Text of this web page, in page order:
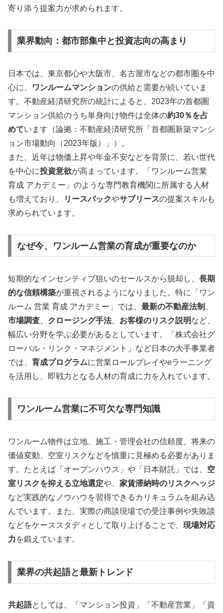
寄り添う提案力が求められます。
業界動向：都市部集中と投資志向の高まり
日本では、東京都心や大阪市、名古屋市などの都市圏を中
心に、
ワンルームマンションの供給と需要が続いていま
す。不動産経済研究所の統計によると、2023年の首都圏
マンション供給のうち単身向け物件は全体の約30％を占
めています（論拠：不動産経済研究所「首都圏新築マンシ
ョン市場動向（2023年版）」）。
また、近年は物価上昇や年金不安などを背景に、若い世代
を中心に投資意欲が高まっています。「ワンルーム営業
育成 アカデミー」のような専門教育機関に所属する人材
も増えており、
リースバックやサブリースの提案スキルも
求められています。
なぜ今、ワンルーム営業の育成が重要なのか
短期的なインセンティブ狙いのセールスから脱却し、 長期
的な信頼構築が重視されるようになりました。特に「ワン
ルーム 営業 育成 アカデミー」では、 最新の不動産法制
市場調査
クロージング手法、 お客様のリスク説明など、
幅広い分野を学ぶ必要があるとしています。「株式会社グ
ローバル・リンク・マネジメント」など日本の大手事業者
では、 育成プログラムに営業ロールプレイやeラーニング
を活用し、即戦力となる人材の育成に力を入れています。
ワンルーム営業に不可欠な専門知識
ワンルーム物件は立地、施工・管理会社の信頼度、将来の
価値変動、空室リスクなどを慎重に見極める必要がありま
す。たとえば「オープンハウス」や「日本財託」では、 空
室リスクを抑える立地選定や、 家賃滞納時のリスクヘッジ
など実践的なノウハウを習得できるカリキュラムを組み込
んでいます。また、実際の商談現場での受注事例や失敗談
などをケーススタディとして取り上げることで、 現場対応
力を鍛えています。
業界の共起語と最新トレンド
共起語としては、「マンション投資」「不動産営業」「資